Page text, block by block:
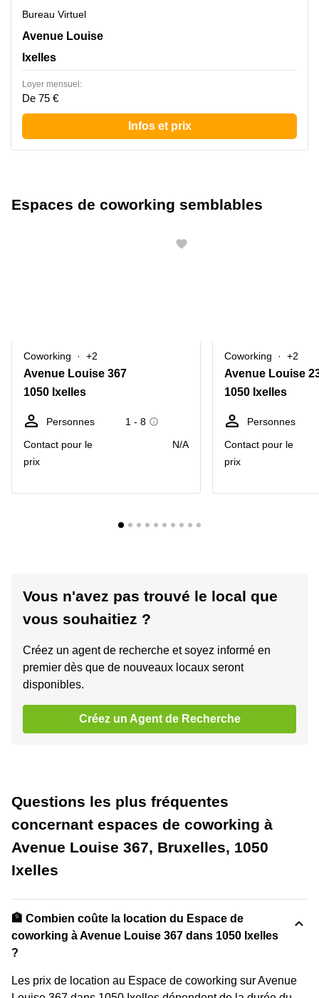
Bureau Virtuel
Avenue Louise 367, Ixelles
Avenue Louise
Ixelles
Loyer mensuel:
De 75 €
Infos et prix
Espaces de coworking semblables
Coworking +2
Avenue Louise 367
1050 Ixelles
Personnes
1 - 8
Contact pour le
prix
N/A
Coworking +2
Avenue Louise
1050 Ixelles
Personnes
Contact pour le
prix
Vous n'avez pas trouvé le local que
vous souhaitiez ?
Créez un agent de recherche et soyez informé en
premier dès que de nouveaux locaux seront
disponibles.
Créez un Agent de Recherche
Questions les plus fréquentes
concernant espaces de coworking à
Avenue Louise 367, Bruxelles, 1050
Ixelles
🏦 Combien coûte la location du Espace de
coworking à Avenue Louise 367 dans 1050 Ixelles
?
Les prix de location au Espace de coworking sur Avenue